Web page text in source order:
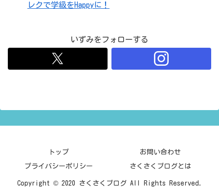
レクで学級をHappyに！
いずみをフォローする
トップ お問い合わせ
プライバシーポリシー さくさくブログとは
Copyright © 2020 さくさくブログ All Rights Reserved.